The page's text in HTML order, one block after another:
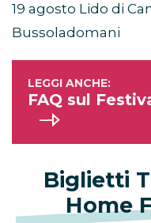
19 agosto Lido di
Bussoladomani
FAQ sul
Biglietti
Home